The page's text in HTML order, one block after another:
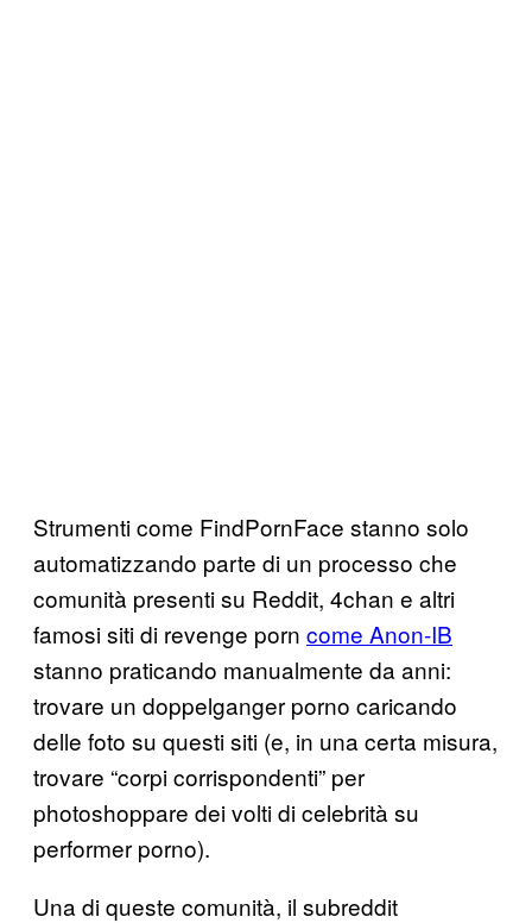
Strumenti come FindPornFace stanno solo
automatizzando parte di un processo che
comunità presenti su Reddit, 4chan e altri
famosi siti di revenge porn come Anon-IB
stanno praticando manualmente da anni:
trovare un doppelganger porno caricando
delle foto su questi siti (e, in una certa misura,
trovare “corpi corrispondenti” per
photoshoppare dei volti di celebrità su
performer porno).
Una di queste comunità, il subreddit